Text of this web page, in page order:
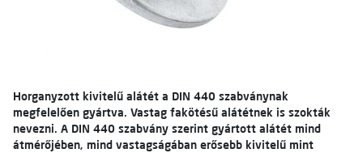
Horganyzott kivitelű alátét a DIN 440 szabványnak
megfelelően gyártva. Vastag fakötésű alátétnek is szokták
nevezni. A DIN 440 szabvány szerint gyártott alátét mind
átmérőjében, mind vastagságában erősebb kivitelű mint